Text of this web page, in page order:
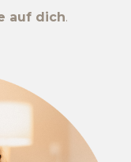
auf dich.